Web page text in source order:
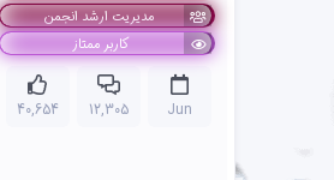
مدیریت ارشد انجمن
کاربر ممتاز
Jun
12,305
40,654